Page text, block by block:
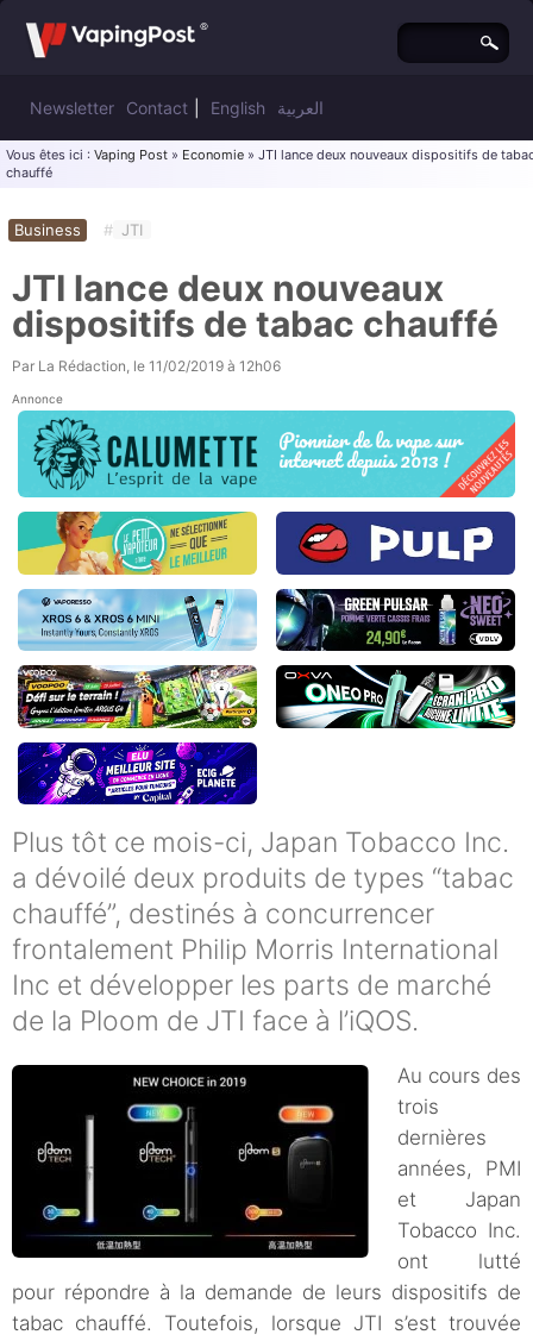
Newsletter Contact English العربية
Vous êtes ici : Vaping Post » Economie » JTI lance deux nouveaux dispositifs de
chauffé
Business # JTI
JTI lance deux nouveaux
dispositifs de tabac chauffé
Par La Rédaction, le 11/02/2019 à 12h06
Annonce
Plus tôt ce mois-ci, Japan Tobacco Inc.
a dévoilé deux produits de types “tabac
chauffé”, destinés à concurrencer
frontalement Philip Morris International
Inc et développer les parts de marché
de la Ploom de JTI face à l’iQOS.
Au cours des
trois
dernières
années, PMI
et Japan
Tobacco Inc.
ont lutté
pour répondre à la demande de leurs dispositifs de
tabac chauffé. Toutefois, lorsque JTI s’est trouvée